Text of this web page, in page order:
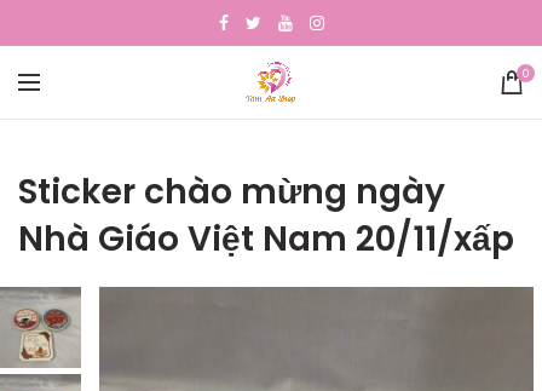
0
Sticker chào mừng ngày
Nhà Giáo Việt Nam 20/11/xấp